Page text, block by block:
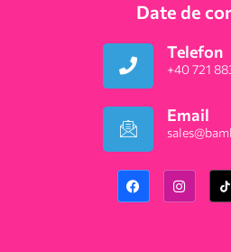
Date de
Telefon
+40 721
Email